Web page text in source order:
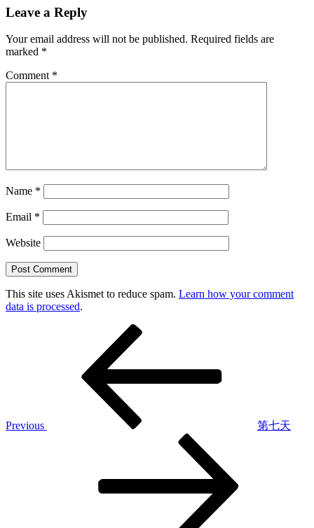
Leave a Reply
Your email address will not be published. Required fields are
marked *
Comment *
Name *
Email *
Website
This site uses Akismet to reduce spam. Learn how your comment
data is processed.
Previous
第七天